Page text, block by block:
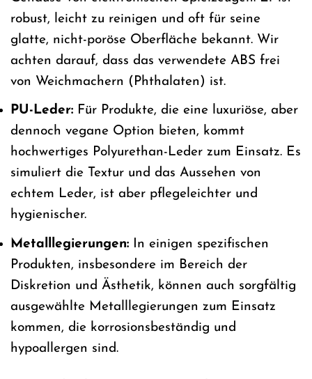
robust, leicht zu reinigen und oft für seine
glatte, nicht-poröse Oberfläche bekannt. Wir
achten darauf, dass das verwendete ABS frei
von Weichmachern (Phthalaten) ist.
PU-Leder: Für Produkte, die eine luxuriöse, aber
dennoch vegane Option bieten, kommt
hochwertiges Polyurethan-Leder zum Einsatz. Es
simuliert die Textur und das Aussehen von
echtem Leder, ist aber pflegeleichter und
hygienischer.
Metalllegierungen: In einigen spezifischen
Produkten, insbesondere im Bereich der
Diskretion und Ästhetik, können auch sorgfältig
ausgewählte Metalllegierungen zum Einsatz
kommen, die korrosionsbeständig und
hypoallergen sind.